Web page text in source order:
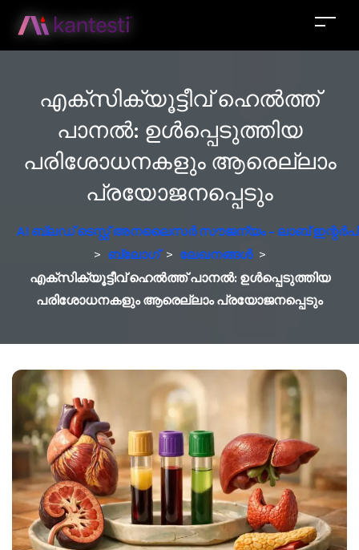
എക്സിക്യൂട്ടീവ് ഹെൽത്ത്
പാനൽ: ഉൾപ്പെടുത്തിയ
പരിശോധനകളും ആരെല്ലാം
പ്രയോജനപ്പെടും
AI ബ്ലഡ് ടെസ്റ്റ് അനലൈസർ സൗജന്യം - ലാബ്
> ബ്ലോഗ് > ലേഖനങ്ങൾ >
എക്സിക്യൂട്ടീവ് ഹെൽത്ത് പാനൽ: ഉൾപ്പെടുത്തിയ
പരിശോധനകളും ആരെല്ലാം പ്രയോജനപ്പെടും